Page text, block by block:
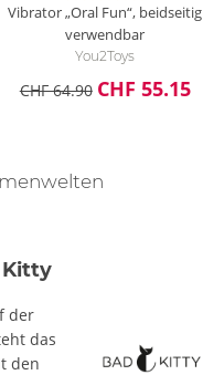
Vibrator „Oral Fun“, beidseitig
verwendbar
You2Toys
CHF 64.90 CHF 55.15
Kitty
der
das
den